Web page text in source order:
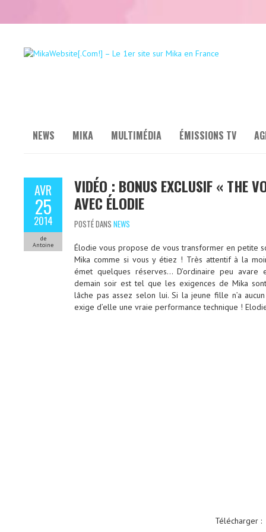
NEWS MIKA MULTIMÉDIA ÉMISSIONS TV
AVR
25
2014
de
Antoine
VIDÉO : BONUS EXCLUSIF « THE
AVEC ÉLODIE
POSTÉ DANS NEWS
Élodie vous propose de vous transformer en petite
Mika comme si vous y étiez ! Très attentif à la
émet quelques réserves… D’ordinaire peu avare
demain soir est tel que les exigences de Mika
lâche pas assez selon lui. Si la jeune fille n’a
exige d’elle une vraie performancetechnique !
Télécharger :